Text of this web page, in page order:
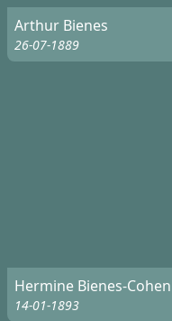
Arthur Bienes
26-07-1889
Hermine Bienes-Cohen
14-01-1893